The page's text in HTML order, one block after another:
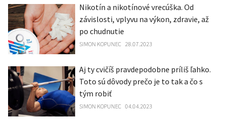
Nikotín a nikotínové vrecúška. Od
závislosti, vplyvu na výkon, zdravie, až
po chudnutie
SIMON KOPUNEC 28.07.2023
Aj ty cvičíš pravdepodobne príliš ľahko.
Toto sú dôvody prečo je to tak a čo s
tým robiť
SIMON KOPUNEC 04.04.2023